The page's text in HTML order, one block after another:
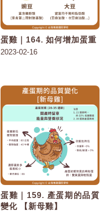
蛋雞｜164. 如何增加蛋重
2023-02-16
蛋雞｜159. 產蛋期的品質
變化 【新母雞】